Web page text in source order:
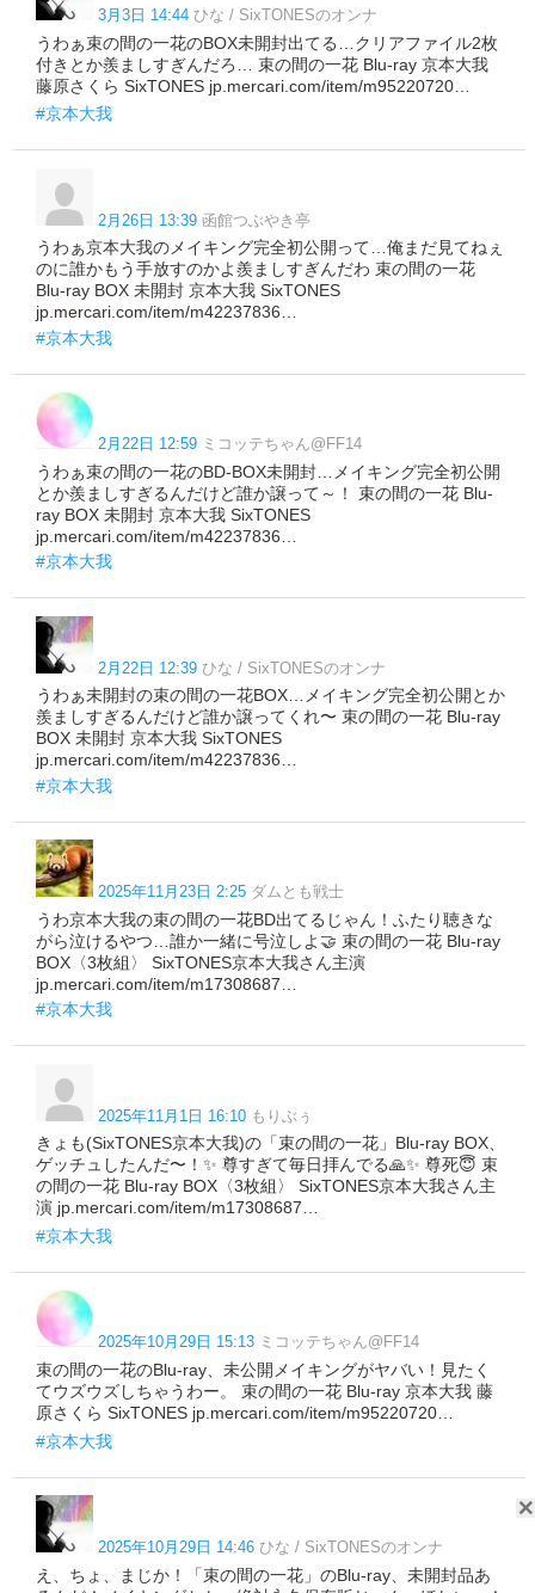
3月3日 14:44 ひな / SixTONESのオンナ
うわぁ束の間の一花のBOX未開封出てる…クリアファイル2枚
付きとか羨ましすぎんだろ… 束の間の一花 Blu-ray 京本大我
藤原さくら SixTONES jp.mercari.com/item/m95220720…
#京本大我
2月26日 13:39 函館つぶやき亭
うわぁ京本大我のメイキング完全初公開って…俺まだ見てねぇ
のに誰かもう手放すのかよ羨ましすぎんだわ 束の間の一花
Blu-ray BOX 未開封 京本大我 SixTONES
jp.mercari.com/item/m42237836…
#京本大我
2月22日 12:59 ミコッテちゃん@FF14
うわぁ束の間の一花のBD-BOX未開封…メイキング完全初公開
とか羨ましすぎるんだけど誰か譲って～！ 束の間の一花 Blu-
ray BOX 未開封 京本大我 SixTONES
jp.mercari.com/item/m42237836…
#京本大我
2月22日 12:39 ひな / SixTONESのオンナ
うわぁ未開封の束の間の一花BOX…メイキング完全初公開とか
羨ましすぎるんだけど誰か譲ってくれ〜 束の間の一花 Blu-ray
BOX 未開封 京本大我 SixTONES
jp.mercari.com/item/m42237836…
#京本大我
2025年11月23日 2:25 ダムとも戦士
うわ京本大我の束の間の一花BD出てるじゃん！ふたり聴きな
がら泣けるやつ…誰か一緒に号泣しよ🤝 束の間の一花 Blu-ray
BOX〈3枚組〉 SixTONES京本大我さん主演
jp.mercari.com/item/m17308687…
#京本大我
2025年11月1日 16:10 もりぶぅ
きょも(SixTONES京本大我)の「束の間の一花」Blu-ray BOX、
ゲッチュしたんだ〜！✨ 尊すぎて毎日拝んでる🙏✨ 尊死😇 束
の間の一花 Blu-ray BOX〈3枚組〉 SixTONES京本大我さん主
演 jp.mercari.com/item/m17308687…
#京本大我
2025年10月29日 15:13 ミコッテちゃん@FF14
束の間の一花のBlu-ray、未公開メイキングがヤバい！見たく
てウズウズしちゃうわー。 束の間の一花 Blu-ray 京本大我 藤
原さくら SixTONES jp.mercari.com/item/m95220720…
#京本大我
2025年10月29日 14:46 ひな / SixTONESのオンナ
え、ちょ、まじか！「束の間の一花」のBlu-ray、未開封品あ